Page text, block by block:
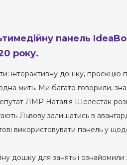
панель
року.
інтерактивну дошку, проекцію
мить. Ми багато говорили,
ЛМР Наталія Шелестак
Львову залишатись в
використовувати панель у
дошку для занять і